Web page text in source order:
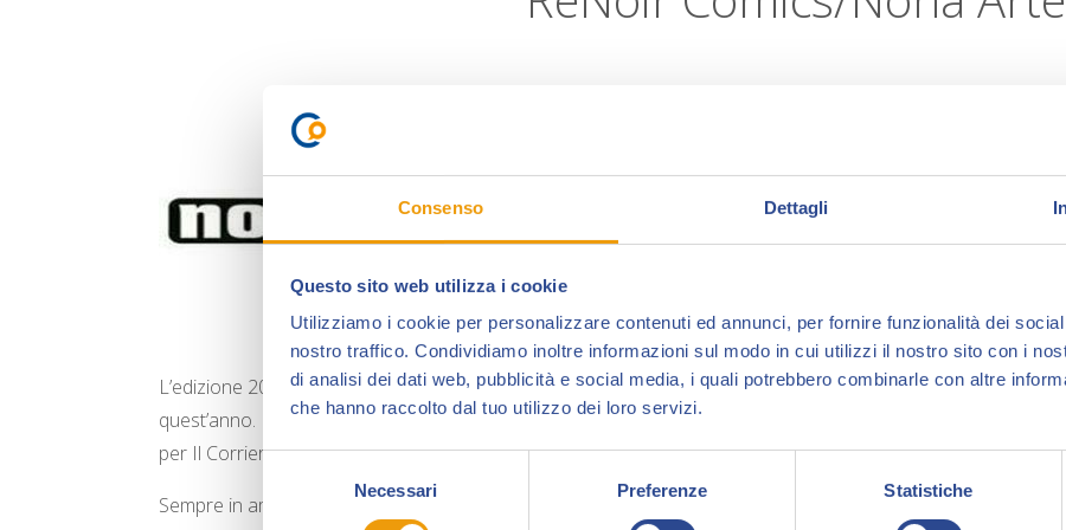
Consenso Dettagli
Questo sito web utilizza i cookie
Utilizziamo i cookie per personalizzare contenuti ed annunci, per fornire funzionalità dei
nostro traffico. Condividiamo inoltre informazioni sul modo in cui utilizzi il nostro sito con i
di analisi dei dati web, pubblicità e social media, i quali potrebbero combinarle con altre
che hanno raccolto dal tuo utilizzo dei loro servizi.
Necessari Preferenze Statistiche
L’edizione 2017 di Collezionando vede ReNoir Comics/Nona Arte portare in anteprima alcuni dei volumi
quest’anno. Prima fra tutti, va citata l’edizione integrale delle avventure de Il Maestro, il personaggio
per Il Corriere dei Ragazzi, in un volume di ben 320 pagine.
Sempre in ambito di integrali, vede il suo esordio la collana di Alix di Jacques Martin, con ben due episodi